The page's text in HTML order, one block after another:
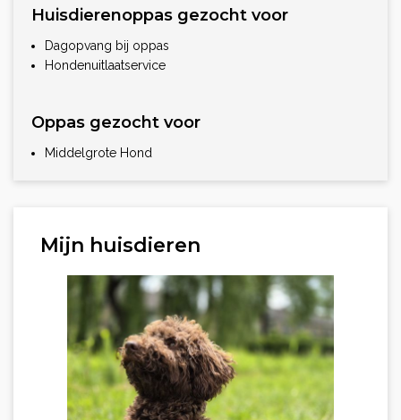
Huisdierenoppas gezocht voor
Dagopvang bij oppas
Hondenuitlaatservice
Oppas gezocht voor
Middelgrote Hond
Mijn huisdieren